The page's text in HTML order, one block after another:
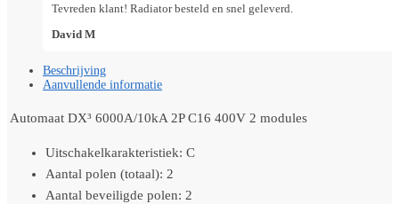
Tevreden klant! Radiator besteld en snel geleverd.
David M
Beschrijving
Aanvullende informatie
Automaat DX³ 6000A/10kA 2P C16 400V 2 modules
Uitschakelkarakteristiek: C
Aantal polen (totaal): 2
Aantal beveiligde polen: 2